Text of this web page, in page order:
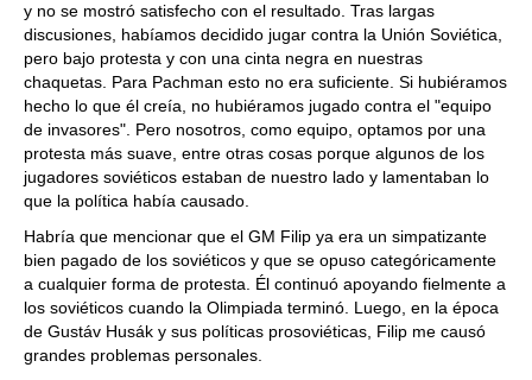
y no se mostró satisfecho con el resultado. Tras largas
discusiones, habíamos decidido jugar contra la Unión Soviética,
pero bajo protesta y con una cinta negra en nuestras
chaquetas. Para Pachman esto no era suficiente. Si hubiéramos
hecho lo que él creía, no hubiéramos jugado contra el "equipo
de invasores". Pero nosotros, como equipo, optamos por una
protesta más suave, entre otras cosas porque algunos de los
jugadores soviéticos estaban de nuestro lado y lamentaban lo
que la política había causado.
Habría que mencionar que el GM Filip ya era un simpatizante
bien pagado de los soviéticos y que se opuso categóricamente
a cualquier forma de protesta. Él continuó apoyando fielmente a
los soviéticos cuando la Olimpiada terminó. Luego, en la época
de Gustáv Husák y sus políticas prosoviéticas, Filip me causó
grandes problemas personales.